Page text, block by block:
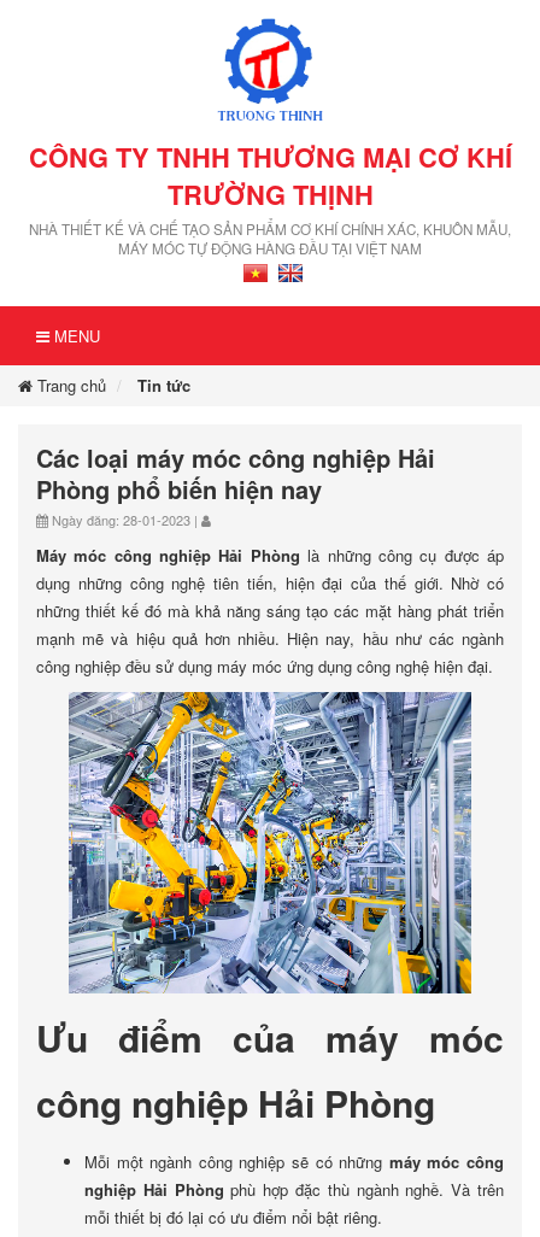
CÔNG TY TNHH THƯƠNG MẠI CƠ KHÍ
TRƯỜNG THỊNH
NHÀ THIẾT KẾ VÀ CHẾ TẠO SẢN PHẨM CƠ KHÍ CHÍNH XÁC, KHUÔN MẪU,
MÁY MÓC TỰ ĐỘNG HÀNG ĐẦU TẠI VIỆT NAM
MENU
Trang chủ Tin tức
Các loại máy móc công nghiệp Hải
Phòng phổ biến hiện nay
Ngày đăng: 28-01-2023 |
Máy móc công nghiệp Hải Phòng là những công cụ được áp
dụng những công nghệ tiên tiến, hiện đại của thế giới. Nhờ có
những thiết kế đó mà khả năng sáng tạo các mặt hàng phát triển
mạnh mẽ và hiệu quả hơn nhiều. Hiện nay, hầu như các ngành
công nghiệp đều sử dụng máy móc ứng dụng công nghệ hiện đại.
Ưu điểm của máy móc
công nghiệp Hải Phòng
Mỗi một ngành công nghiệp sẽ có những máy móc công
nghiệp Hải Phòng phù hợp đặc thù ngành nghề. Và trên
mỗi thiết bị đó lại có ưu điểm nổi bật riêng.